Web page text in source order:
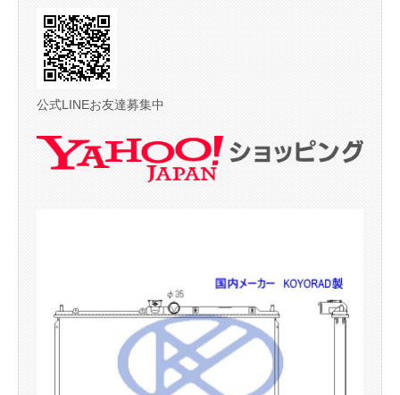
公式LINEお友達募集中